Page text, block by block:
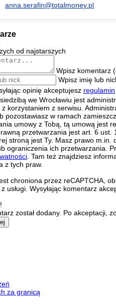
anna.serafin@totalmoney.pl
od najstarszych
Wpisz komentarz
Wpisz imię lub
opinię akceptujesz regulamin
we Wrocławiu jest
z korzystaniem z serwisu.
pozostawiasz w ramach
umowy z Tobą, tą umową jest
przetwarzania jest art. 6
stroną jest Ty. Masz prawo m.in.
ograniczenia ich przetwarzania.
. Tam też znajdziesz
z tych praw.
chroniona przez reCAPTCHA,
z usługi. Wysyłając komentarz
został dodany. Po akceptacji,
za granicą